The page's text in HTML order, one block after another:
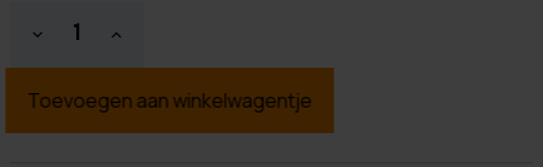
Hoeveelheid
verlagen
Palletstelling
mm
Hoeveelheid
verhogen
Palletstelling
mm